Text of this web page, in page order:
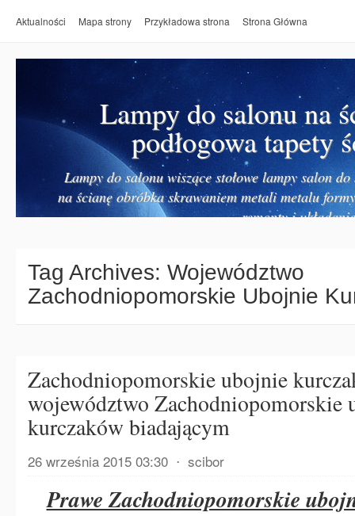
Aktualności Mapa strony Przykładowa strona Strona Główna
Lampy do salonu na
podłogowa tapety
Lampy do salonu wiszące stołowe lampy salon
na ścianę obróbka skrawaniem metali metalu
remonty i
Tag Archives: Województwo
Zachodniopomorskie Ubojnie
Zachodniopomorskie ubojnie
województwo Zachodniopomorskie
kurczaków biadającym
26 września 2015 03:30 ⋅ scibor
Prawe Zachodniopomorskie